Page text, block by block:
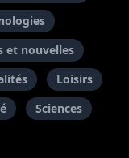
et nouvelles
Loisirs
Sciences